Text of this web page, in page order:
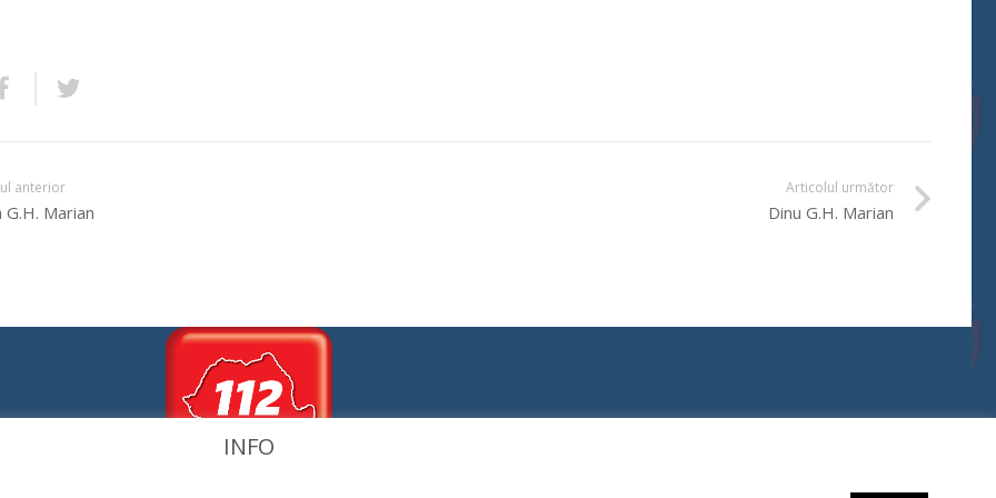
anterior
G.H. Marian
Articolul următor
Dinu G.H. Marian
INFO